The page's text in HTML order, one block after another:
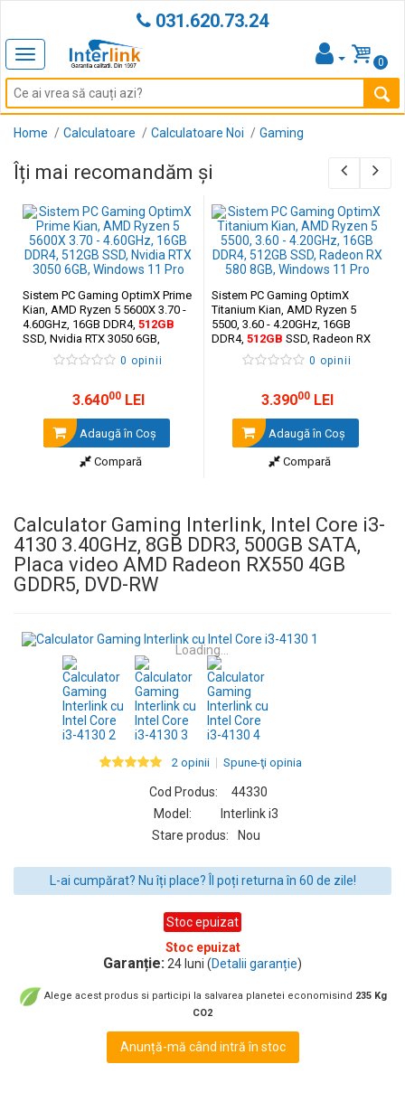
031.620.73.24
Toggle
navigation
0
Home Calculatoare Calculatoare Noi Gaming
Îți mai recomandăm și
Sistem PC Gaming OptimX Prime
Kian, AMD Ryzen 5 5600X 3.70 -
4.60GHz, 16GB DDR4, 512GB
SSD, Nvidia RTX 3050 6GB,
Windows 11 Pro
0 opinii
3.64000LEI
Adaugă în Coş
Compară
Sistem PC Gaming OptimX
Titanium Kian, AMD Ryzen 5
5500, 3.60 - 4.20GHz, 16GB
DDR4, 512GB SSD, Radeon RX
580 8GB, Windows 11 Pro
0 opinii
3.39000LEI
Adaugă în Coş
Compară
Calculator Gaming Interlink, Intel Core i3-
4130 3.40GHz, 8GB DDR3, 500GB SATA,
Placa video AMD Radeon RX550 4GB
GDDR5, DVD-RW
Loading...
2 opinii Spune-ţi opinia
Cod Produs:
44330
Model:
Interlink i3
Stare produs:
Nou
L-ai cumpărat? Nu îți place? Îl poți returna în 60 de zile!
Stoc epuizat
Stoc epuizat
Garanție: 24 luni (Detalii garanție)
Alege acest produs si participi la salvarea planetei economisind 235 Kg
CO2
Anunță-mă când intră în stoc